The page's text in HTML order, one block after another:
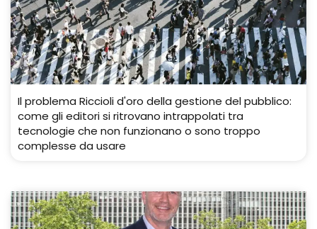
Il problema Riccioli d'oro della gestione del pubblico:
come gli editori si ritrovano intrappolati tra
tecnologie che non funzionano o sono troppo
complesse da usare